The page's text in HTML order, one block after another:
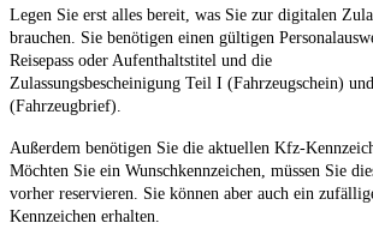
Legen Sie erst alles bereit, was Sie zur digitalen
brauchen. Sie benötigen einen gültigen
Reisepass oder Aufenthaltstitel und die
Zulassungsbescheinigung Teil I (Fahrzeugschein)
(Fahrzeugbrief).
Außerdem benötigen Sie die aktuellen Kfz-
Möchten Sie ein Wunschkennzeichen, müssen Sie
vorher reservieren. Sie können aber auch ein
Kennzeichen erhalten.